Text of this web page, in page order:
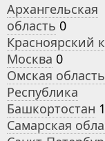
Архангельская
область 0
Красноярский
Москва 0
Омская область
Республика
Башкортостан 1
Самарская